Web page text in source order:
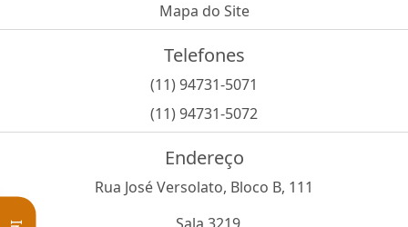
Mapa do Site
Telefones
(11) 94731-5071
(11) 94731-5072
Endereço
Rua José Versolato, Bloco B, 111